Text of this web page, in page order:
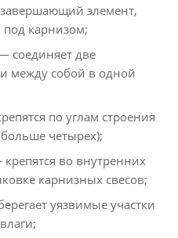
элемент,
под карнизом;
соединяет две
между собой в одной
по углам строения
четырех);
во внутренних
карнизных свесов;
уязвимые участки